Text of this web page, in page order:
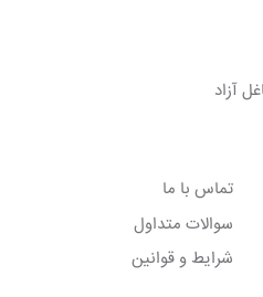
آزاد
تماس با ما
سوالات متداول
شرایط و قوانین